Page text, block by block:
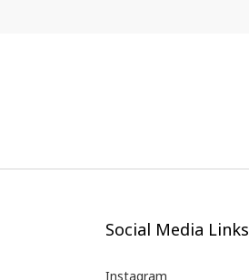
Social Media Links
Instagram